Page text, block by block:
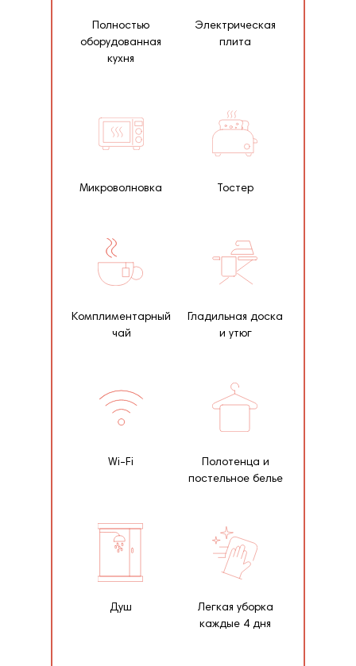
Полностью
оборудованная
кухня
Микроволновка
Электрическая
плита
Тостер
Комплиментарный
чай
Wi-Fi
Гладильная доска
и утюг
Полотенца и
постельное белье
Душ
Легкая уборка
каждые 4 дня